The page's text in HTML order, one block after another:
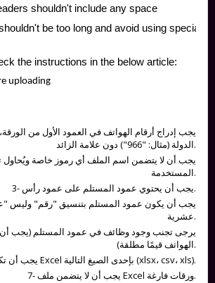
shouldn't include any space
be too long and avoid using special
the instructions in the below article:
uploading
الدولة (مثال: "966") دون علامة الزائد.
المستخدمة.
3- يجب أن يحتوي عمود المستلم على عمود رأس.
عشرية.
الهواتف قيمًا مطلقة).
6- يجب أن تكون ورقة Excel بإحدى الصيغ التالية (xlsx، csv، xls).
7- يجب أن لا يتضمن ملف Excel ورقات فارغة.